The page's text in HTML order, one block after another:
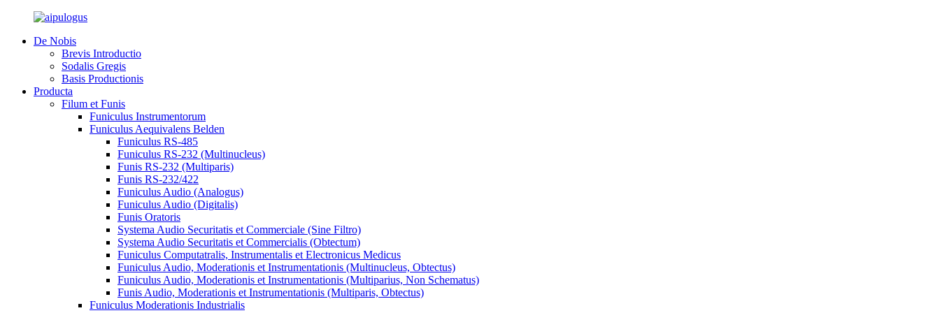
De Nobis
Brevis Introductio
Sodalis Gregis
Basis Productionis
Producta
Filum et Funis
Funiculus Instrumentorum
Funiculus Aequivalens Belden
Funiculus RS-485
Funiculus RS-232 (Multinucleus)
Funis RS-232 (Multiparis)
Funis RS-232/422
Funiculus Audio (Analogus)
Funiculus Audio (Digitalis)
Funis Oratoris
Systema Audio Securitatis et Commerciale (Sine Filtro)
Systema Audio Securitatis et Commercialis (Obtectum)
Funiculus Computatralis, Instrumentalis et Electronicus Medicus
Funiculus Audio, Moderationis et Instrumentationis (Multinucleus, Obtectus)
Funiculus Audio, Moderationis et Instrumentationis (Multiparius, Non Schematus)
Funis Audio, Moderationis et Instrumentationis (Multiparis, Obtectus)
Funiculus Moderationis Industrialis